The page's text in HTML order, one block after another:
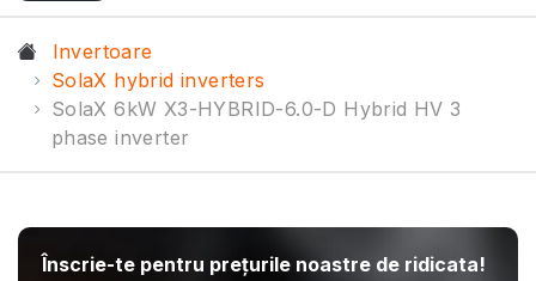
Invertoare
SolaX hybrid inverters
SolaX 6kW X3-HYBRID-6.0-D Hybrid HV 3
phase inverter
Înscrie-te pentru prețurile noastre de ridicata!